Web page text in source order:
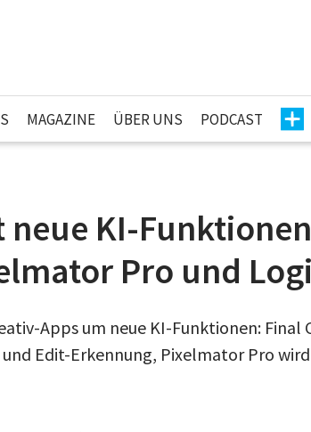
MAGAZINE ÜBER UNS PODCAST
KI-
Pro und
Apps um neue KI-Funktionen: Final
Edit-Erkennung, Pixelmator Pro